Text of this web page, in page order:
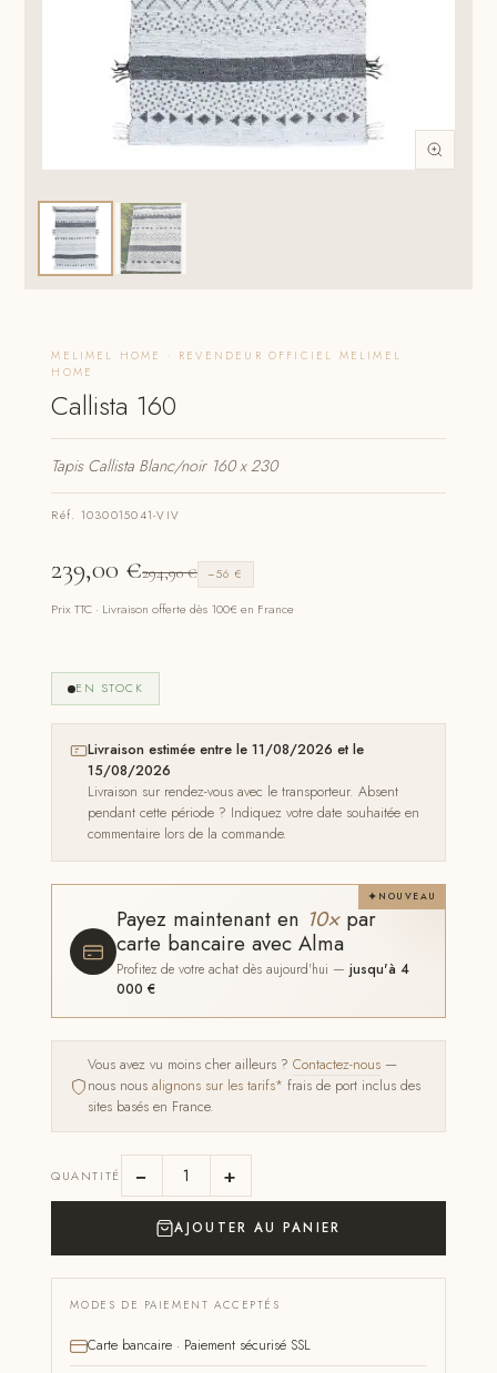
MELIMEL HOME · REVENDEUR OFFICIEL MELIMEL
HOME
Callista 160
Tapis Callista Blanc/noir 160 x 230
Réf. 1030015041-VIV
239,00 €294,90€ −56 €
Prix TTC · Livraison offerte dès 100€ en France
EN STOCK
Livraison estimée entre le 11/08/2026 et le
15/08/2026
Livraison sur rendez-vous avec le transporteur. Absent
pendant cette période ? Indiquez votre date souhaitée en
commentaire lors de la commande.
NOUVEAU
Payez maintenant en 10×par
carte bancaire avec Alma
Profitez de votre achat dès aujourd'hui —jusqu'à 4
000 €
Vous avez vu moins cher ailleurs ?Contactez-nous —
nous nousalignons sur les tarifs* frais de port inclus des
sites basés en France.
QUANTITÉ − +
AJOUTER AU PANIER
MODES DE PAIEMENT ACCEPTÉS
Carte bancaire · Paiement sécurisé SSL